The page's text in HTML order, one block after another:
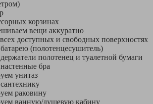
корзинах
вещи аккуратно
доступных и свободных поверхностях
(полотенцесушитель)
полотенец и туалетной бумаги
бра
унитаз
раковину
ванную/душевую кабину